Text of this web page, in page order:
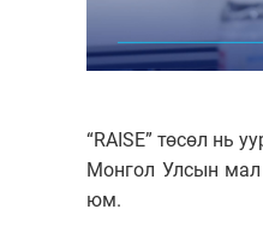
“RAISE” төсөл нь
Монгол Улсын мал
юм.